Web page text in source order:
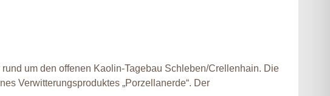
um den offenen Kaolin-Tagebau Schleben/Crellenhain. Die
Verwitterungsproduktes „Porzellanerde“. Der